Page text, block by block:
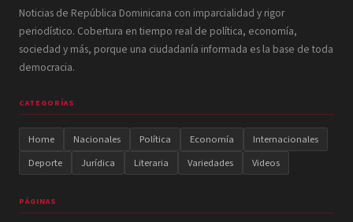
Noticias de República Dominicana con imparcialidad y rigor
periodístico. Cobertura en tiempo real de política, economía,
sociedad y más, porque una ciudadanía informada es la base de toda
democracia.
CATEGORÍAS
Home Nacionales Política Economía
Internacionales
Deporte
Jurídica Literaria Variedades Videos
PÁGINAS